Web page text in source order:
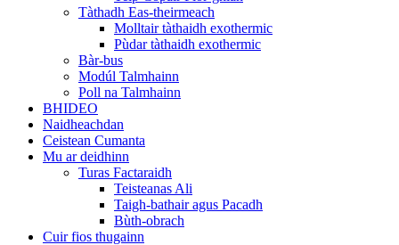
Tàthadh Eas-theirmeach
Molltair tàthaidh exothermic
Pùdar tàthaidh exothermic
Bàr-bus
Modúl Talmhainn
Poll na Talmhainn
BHIDEO
Naidheachdan
Ceistean Cumanta
Mu ar deidhinn
Turas Factaraidh
Teisteanas Ali
Taigh-bathair agus Pacadh
Bùth-obrach
Cuir fios thugainn